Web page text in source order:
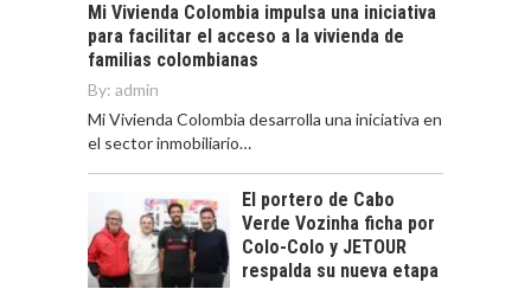
Mi Vivienda Colombia impulsa una iniciativa
para facilitar el acceso a la vivienda de
familias colombianas
By: admin
Mi Vivienda Colombia desarrolla una iniciativa en
el sector inmobiliario…
El portero de Cabo
Verde Vozinha ficha por
Colo-Colo y JETOUR
respalda su nueva etapa